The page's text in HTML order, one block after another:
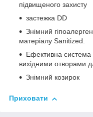
підвищеного захисту
застежка DD
Знімний
матеріалу Sanitized.
Ефективна система
вихідними отворами
Знімний козирок
Приховати